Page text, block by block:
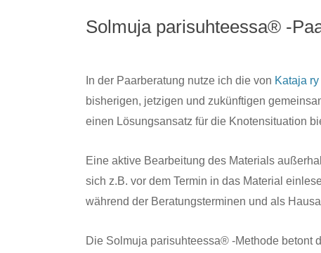
Solmuja parisuhteessa® -
In der Paarberatung nutze ich die von Kataja ry
bisherigen, jetzigen und zukünftigen
einen Lösungsansatz für die Knotensituation
Eine aktive Bearbeitung des Materials
sich z.B. vor dem Termin in das Material
während der Beratungsterminen und als
Die Solmuja parisuhteessa® -Methode betont